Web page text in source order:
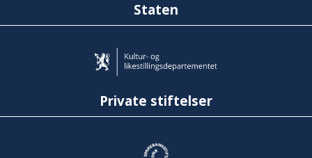
Staten
Private stiftelser